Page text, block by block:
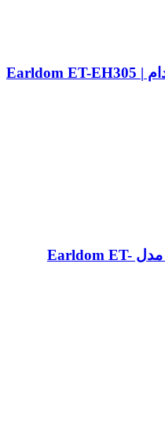
جا لیوانی مخصوص خودرو ارلدام Earldom ET-EH305 |
پایه نگهدارنده گیره ایی ارلدام مدل Earldom ET-